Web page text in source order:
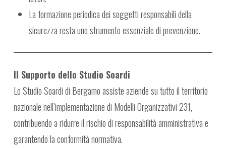
La formazione periodica dei soggetti responsabili della
sicurezza resta uno strumento essenziale di prevenzione.
Il Supporto dello Studio Soardi
Lo Studio Soardi di Bergamo assiste aziende su tutto il territorio
nazionale nell’implementazione di Modelli Organizzativi 231,
contribuendo a ridurre il rischio di responsabilità amministrativa e
garantendo la conformità normativa.